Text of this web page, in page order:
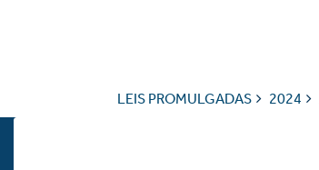
LEIS PROMULGADAS 2024